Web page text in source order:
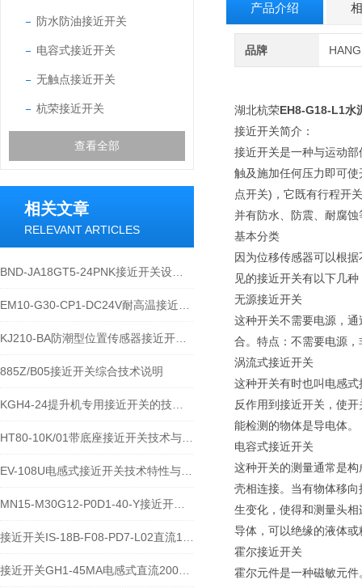
防水防油接近开关
电容式接近开关
无触点接近开关
杭荣接近开关
查看全部
相关文章
RELEVANT ARTICLES
885Z/B05接近开关综合技术说明
产品介绍
品牌
湖北杭荣EH8-G18-L1水
接近开关简介：
接近开关是一种与运动
触及施加任何压力即可
点开关)，它既有行程开
并有防水、防震、耐腐
基本分类
因为位移传感器可以根
见的接近开关有以下几种
无源接近开关
这种开关不需要电源，
合。特点：不需要电源
涡流式接近开关
这种开关有时也叫电感
反作用到接近开关，使
能检测的物体是导电体。
电容式接近开关
这种开关的测量通常是
壳相连接。当有物体移
生变化，使得和测量头
导体，可以绝缘的液体或
霍尔接近开关
霍尔元件是一种磁敏元